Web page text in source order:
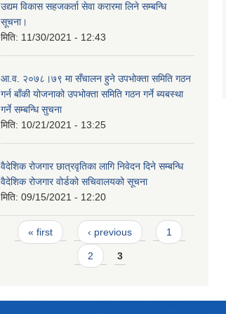
उद्यम विकास सहजकर्ता सेवा करारमा लिने सम्बन्धि
सूचना।
मिति: 11/30/2021 - 12:43
आ.व. २०७८।७९ मा सँचालन हुने उपभोक्ता समिति गठन
गर्न बाँकी योजनाको उपभोक्ता समिति गठन गर्ने ब्यबस्था
गर्ने सम्बन्धि सुचना
मिति: 10/21/2021 - 13:25
वैदेशिक रोजगार छात्रवृतिका लागि निवेदन दिने सम्बन्धि
वैदेशिक रोजगार वोर्डको सचिवालयको सूचना
मिति: 09/15/2021 - 12:20
Pages
« first ‹ previous 1
2 3